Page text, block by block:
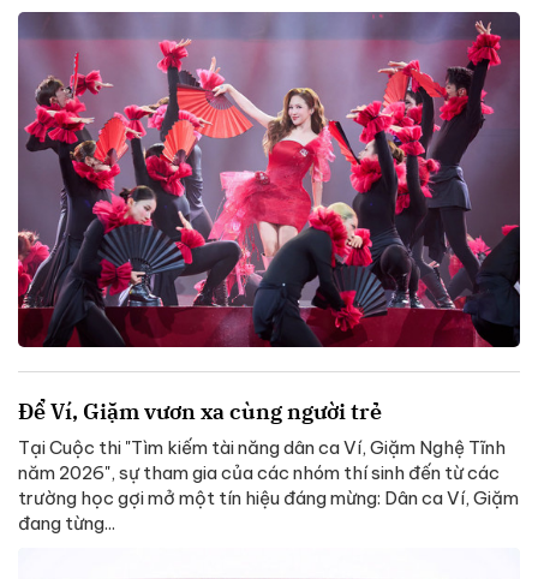
Để Ví, Giặm vươn xa cùng người trẻ
Tại Cuộc thi "Tìm kiếm tài năng dân ca Ví, Giặm Nghệ Tĩnh
năm 2026", sự tham gia của các nhóm thí sinh đến từ các
trường học gợi mở một tín hiệu đáng mừng: Dân ca Ví, Giặm
đang từng...